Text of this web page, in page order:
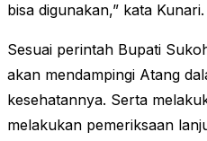
bisa digunakan,” kata Kunari.
Sesuai perintah Bupati
akan mendampingi Atang
kesehatannya. Serta
melakukan pemeriksaan